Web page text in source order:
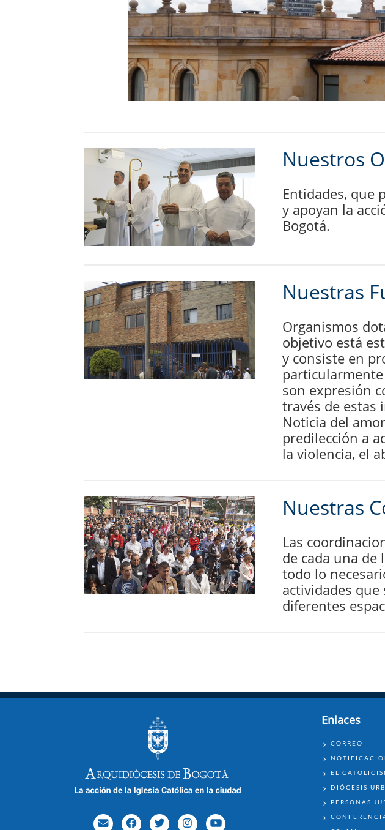
Nuestros
Entidades, que
y apoyan la
Bogotá.
Nuestras
Organismos
objetivo está
y consiste en
son expresión
través de estas
Noticia del
predilección a
la violencia, el
Nuestras
Las
de cada una de
todo lo
actividades
diferentes
Enlaces
ENLACES
CORREO
EL
DIÓCESIS
PERSONAS